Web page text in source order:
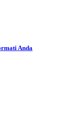
Anda